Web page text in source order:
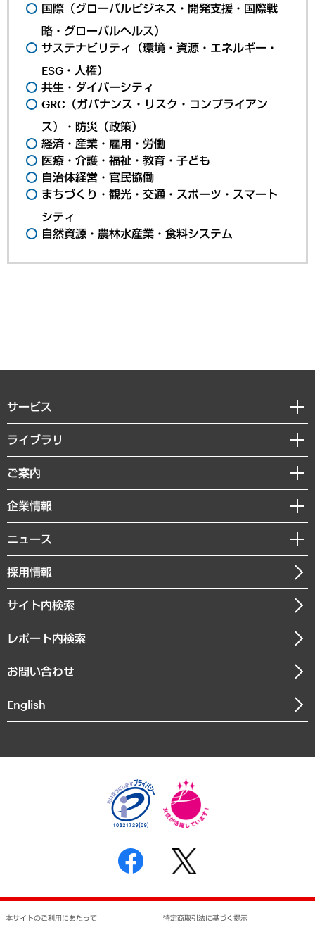
国際（グローバルビジネス・開発支援・国際戦
略・グローバルヘルス）
サステナビリティ（環境・資源・エネルギー・
ESG・人権）
共生・ダイバーシティ
GRC（ガバナンス・リスク・コンプライアン
ス）・防災（政策）
経済・産業・雇用・労働
医療・介護・福祉・教育・子ども
自治体経営・官民協働
まちづくり・観光・交通・スポーツ・スマート
シティ
自然資源・農林水産業・食料システム
サービス
経営戦略
組織・人事戦略
デジタルイノベーション
共生・ダイバーシティ
GRC（ガバナンス・リスク・コンプライアンス）・防災（政策）
経済・産業・雇用・労働
まちづくり・観光・交通・スポーツ・スマートシティ
自然資源・農林水産業・食料システム
ライブラリ
経済調査
レポート
コラム
経営用語集
受託・受注実績（官公庁関連）
メディア掲載・出演
ご案内
セミナー・イベント情報
MUFGビジネスセミナー
受託案件情報
企業情報
私たちの想い
社長メッセージ
会社概要
沿革
組織図・本部部室紹介
インドネシア現地法人
個人情報保護方針
反社会的勢力に対する基本方針
書面による個人情報の開示等の請求の手続きについて
ニュース
ニュースリリース
お知らせ
採用情報
サイト内検索
レポート内検索
お問い合わせ
English
本サイトのご利用にあたって 特定商取引法に基づく提示